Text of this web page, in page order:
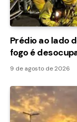
Prédio ao lado
fogo é
9 de agosto de 2026